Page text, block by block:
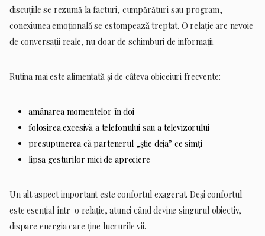
discuțiile se rezumă la facturi, cumpărături sau program,
conexiunea emoțională se estompează treptat. O relație are nevoie
de conversații reale, nu doar de schimburi de informații.
Rutina mai este alimentată și de câteva obiceiuri frecvente:
amânarea momentelor în doi
folosirea excesivă a telefonului sau a televizorului
presupunerea că partenerul „știe deja” ce simți
lipsa gesturilor mici de apreciere
Un alt aspect important este confortul exagerat. Deși confortul
este esențial într-o relație, atunci când devine singurul obiectiv,
dispare energia care ține lucrurile vii.